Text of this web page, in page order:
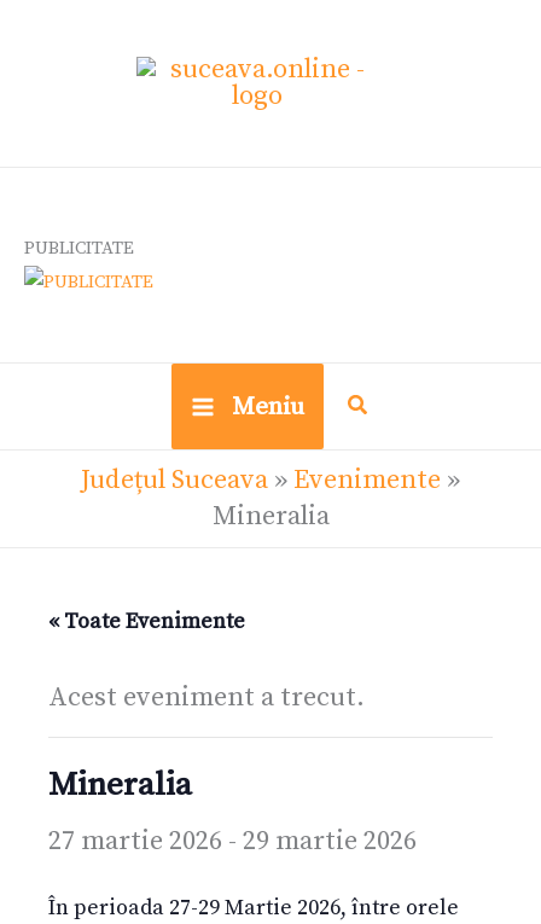
PUBLICITATE
Meniu
Județul Suceava » Evenimente »
Mineralia
« Toate Evenimente
Acest eveniment a trecut.
Mineralia
27 martie 2026 - 29 martie 2026
În perioada 27-29 Martie 2026, între orele